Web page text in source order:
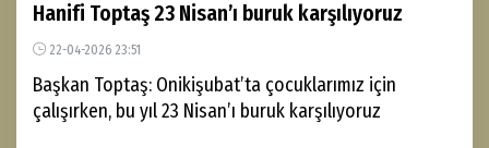
Hanifi Toptaş 23 Nisan’ı buruk karşılıyoruz
22-04-2026 23:51
Başkan Toptaş: Onikişubat’ta çocuklarımız için
çalışırken, bu yıl 23 Nisan’ı buruk karşılıyoruz